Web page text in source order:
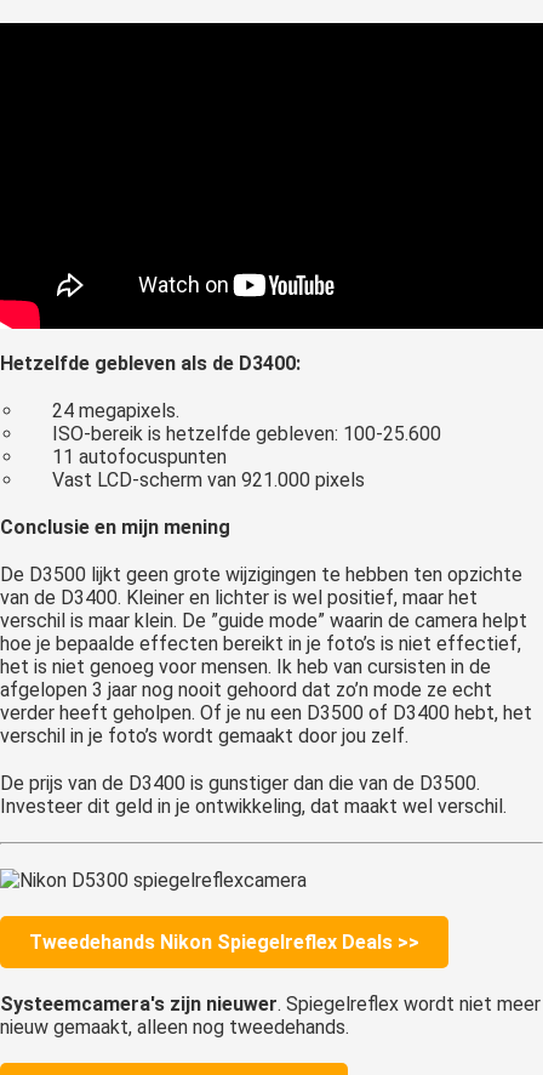
Hetzelfde gebleven als de D3400:
24 megapixels.
ISO-bereik is hetzelfde gebleven: 100-25.600
11 autofocuspunten
Vast LCD-scherm van 921.000 pixels
Conclusie en mijn mening
De D3500 lijkt geen grote wijzigingen te hebben ten opzichte
van de D3400. Kleiner en lichter is wel positief, maar het
verschil is maar klein. De ”guide mode” waarin de camera helpt
hoe je bepaalde effecten bereikt in je foto’s is niet effectief,
het is niet genoeg voor mensen. Ik heb van cursisten in de
afgelopen 3 jaar nog nooit gehoord dat zo’n mode ze echt
verder heeft geholpen. Of je nu een D3500 of D3400 hebt, het
verschil in je foto’s wordt gemaakt door jou zelf.
De prijs van de D3400 is gunstiger dan die van de D3500.
Investeer dit geld in je ontwikkeling, dat maakt wel verschil.
Tweedehands Nikon Spiegelreflex Deals >>
Systeemcamera's zijn nieuwer. Spiegelreflex wordt niet meer
nieuw gemaakt, alleen nog tweedehands.